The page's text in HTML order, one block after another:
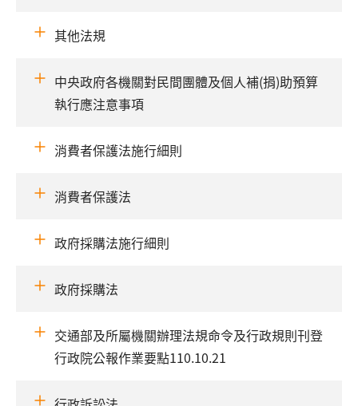
其他法規
中央政府各機關對民間團體及個人補(捐)助預算
執行應注意事項
消費者保護法施行細則
消費者保護法
政府採購法施行細則
政府採購法
交通部及所屬機關辦理法規命令及行政規則刊登
行政院公報作業要點110.10.21